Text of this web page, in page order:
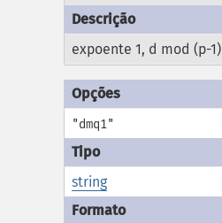
expoente 1, d mod (p-1)
"dmq1"
string